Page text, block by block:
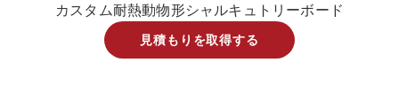
カスタム耐熱動物形シャルキュトリーボード
見積もりを取得する